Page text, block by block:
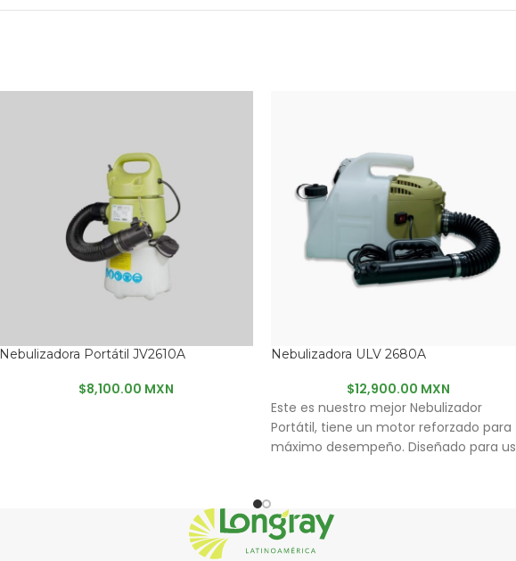
Nebulizadora Portátil JV2610A
$8,100.00 MXN
Nebulizadora ULV 2680A
$12,900.00 MXN
Este es nuestro mejor Nebulizador
Portátil, tiene un motor reforzado para
máximo desempeño. Diseñado para
invisibles para mejor penetración y
difusión. La boquilla flexible permite
llegar a áreas de difícil alcance.